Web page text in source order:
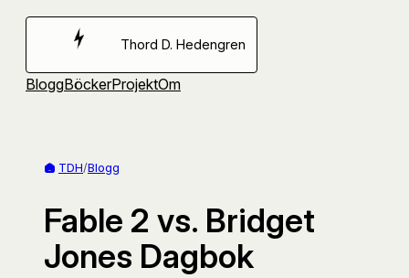
Hoppa
Thord D. Hedengren
BloggBöckerProjektOm
TDH/Blogg
Fable 2 vs. Bridget
Jones Dagbok